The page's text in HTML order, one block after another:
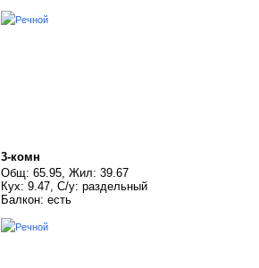
3-комн
Общ: 65.95, Жил: 39.67
Кух: 9.47, С/у: раздельный
Балкон: есть